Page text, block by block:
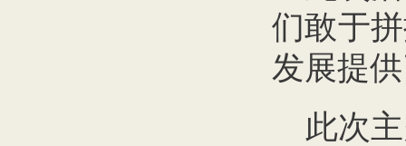
们敢于
发展提
此次